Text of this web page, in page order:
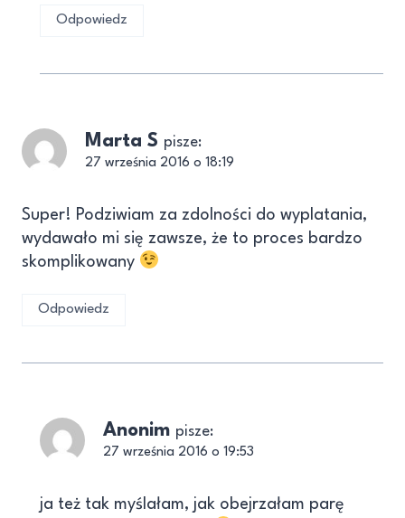
Odpowiedz
Marta S pisze:
27 września 2016 o 18:19
Super! Podziwiam za zdolności do wyplatania,
wydawało mi się zawsze, że to proces bardzo
skomplikowany
Odpowiedz
Anonim pisze:
27 września 2016 o 19:53
ja też tak myślałam, jak obejrzałam parę